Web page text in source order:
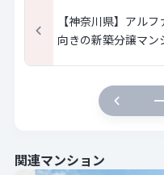
【神奈川県】アル
向きの新築分譲マン
関連マンション